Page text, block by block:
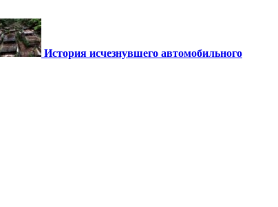
История исчезнувшего автомобильного